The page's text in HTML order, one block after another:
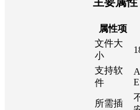
字幕
主要属性
属性项
文件大
小